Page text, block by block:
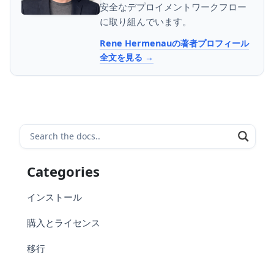
安全なデプロイメントワークフロー
に取り組んでいます。
Rene Hermenauの著者プロフィール
全文を見る
Categories
インストール
購入とライセンス
移行